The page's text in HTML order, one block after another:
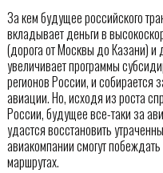
За кем будущее российского
вкладывает деньги в
(дорога от Москвы до Казани)
увеличивает программы
регионов России, и собирается
авиации. Но, исходя из роста
России, будущее все-таки за
удастся восстановить
авиакомпании смогут
маршрутах.